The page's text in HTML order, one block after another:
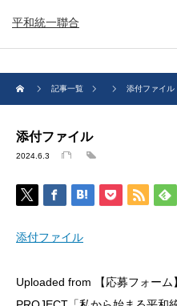
平和統一聯合
記事一覧 添付ファイル
添付ファイル
2024.6.3
添付ファイル
Uploaded from 【応募フォーム